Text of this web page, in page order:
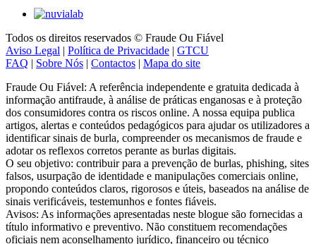
Todos os direitos reservados © Fraude Ou Fiável
Aviso Legal | Política de Privacidade | GTCU
FAQ | Sobre Nós | Contactos | Mapa do site
Fraude Ou Fiável: A referência independente e gratuita dedicada à
informação antifraude, à análise de práticas enganosas e à proteção
dos consumidores contra os riscos online. A nossa equipa publica
artigos, alertas e conteúdos pedagógicos para ajudar os utilizadores a
identificar sinais de burla, compreender os mecanismos de fraude e
adotar os reflexos corretos perante as burlas digitais.
O seu objetivo: contribuir para a prevenção de burlas, phishing, sites
falsos, usurpação de identidade e manipulações comerciais online,
propondo conteúdos claros, rigorosos e úteis, baseados na análise de
sinais verificáveis, testemunhos e fontes fiáveis.
Avisos: As informações apresentadas neste blogue são fornecidas a
título informativo e preventivo. Não constituem recomendações
oficiais nem aconselhamento jurídico, financeiro ou técnico